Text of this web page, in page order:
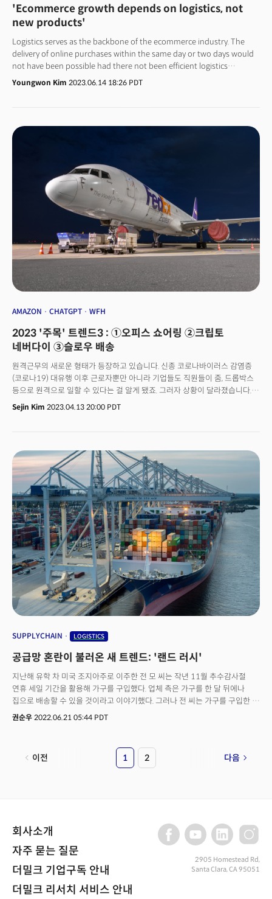
만든 윙(Wing) 드론을 이용합니다. 드론은 향후 수 주안에 텍사스주 프리스코
소재 월마트 슈퍼센터에서 배송을 시작, 올해 말 두 번째 매장까지 확대한다는
수 있을 것으로 예상합니다. 서비스는 수요일을 제외하고 매일 오전 10시
30분부터 오후 6시 30분 사이, 30분 이내 배송을 목표하고 있죠. 사용자는 윙
앱을 다운로드해 가능 여부를 확인할 수 있습니다. 앱을 통한 배송은 처음에는
무료지만 차후 변경될 수 있습니다. 드론은 시속 65마일(시속 105km)로
나시 알파벳 최고재무책임자는 별도 보도자료에서 운영자가 원격으로
'Ecommerce growth depends on logistics, not
new products'
Logistics serves as the backbone of the ecommerce industry. The
delivery of online purchases within the same day or two days would
not have been possible had there not been efficient logistics
processes, which include inventory, packaging items for shipment,
and handling returns.Jin-soo Park, the CEO of South Korean logistics
them will continue to widen."Innovations in logistics services, rather
than new products, are the driving force behind the growth of the
interview.“Legacy fulfillment firms relying only on space and human
resources will likely face challenges from new market players focused
on advancing logistics solutions and processes,” he added.The
Nasdaq-listed Coupang will be a prime example supporting this
point. Coupang has adopted the one-day delivery service by
streamlining its logistics process and efficiently managing stocks
based on data. Additionally, the company operates an easy return
policy through which it accepts most return requests regardless of
the conditions. Earning 26.6 trillion won ($20.9 billion) last year, it
outraced most of the established retail companies, including Lotte
Shopping. In terms of the transaction volume, it also outgunned
the third quarter last year, recording 32.3 trillion won($25.3
relatively small number of items had traditionally been outside the
scope of their business operations. Additionally, establishing and
deemed unprofitable, resulting in a lack of such services for
commerce companies. However, with the increasing diversity of items
sold on online platforms, the need to handle different items, even in
small quantities, has grown. Logistics companies also need to directly
necessitate the need to establish a presence in global markets.Park
said Colosseum has been striving to meet these needs for
ecommerce companies while adopting the latest technologies to
improve efficiency. Despite being a logistics firm, Colosseum does not
own a single storage facility. Instead, it acts as an intermediary
between storage facility operators and commerce firms nationwide,
as well as in other countries, including the US. Colosseum's solutions
enable storage facilities to handle a wide range of products in small
quantities, and it deploys IT solutions to efficiently manage logistics
centers, which are owned by its partners."
Youngwon Kim 2023.06.14 18:26 PDT
AMAZON CHATGPT WFH
2023 '주목' 트렌드3 : ①오피스 쇼어링 ②크립토
네버다이 ③슬로우 배송
원격근무의 새로운 형태가 등장하고 있습니다. 신종 코로나바이러스 감염증
(코로나19) 대유행 이후 근로자뿐만 아니라 기업들도 직원들이 줌, 드롭박스
등으로 원격으로 일할 수 있다는 걸 알게 됐죠. 그러자 상황이 달라졌습니다.
기업들이 계속되는 노동력 부족과 임금 상승에 ‘오피스 오프쇼어링’ 방식을
채택하고 있는 것입니다. 근로자를 본사의 사무실이 아닌 해외로 보내
2019년 이후 급증하기 시작, 지난해 2배 이상 증가했다고 밝혔습니다. 8월에
애틀랜타연방준비은행 조사에 따르면 미국 고위 관리자의 7.3%는 더 많은
일자리를 해외로 옮겨 원격근무제를 활용하고 있다고 답했죠.👉 서비스업
세계화 시대해외로의 사무직 이탈이 가속화하면서 이를 새로운 시대의
시작으로 보는 학자도 있습니다. 니콜라스 블룸(Nicholas Bloom)
스탠퍼드대학교 경제학 교수는 “1980년부터 2019년까지는 제조업
세계화가 부상했지만 결국 중국-미국 무역 전쟁으로 교착 상태에 빠졌다”면서
“2020년부터는 서비스업 세계화 시대를 맞이하게 될 것”이라고
전망했습니다. 해외로 직책을 옮기면 여러 어려움은 있습니다. 언어 장벽뿐만
아니라 팀이 분산되면서 신입 직원을 교육하는 데 어려움을 겪을 수 있죠.
오프쇼어링의 증가는 미국 상업용부동산 소유자와 최근 몇 년간 임금이
급등한 미국의 숙련된 사무직 근로자들에게는 악재가 될 수 있습니다. 반면
개발도상국에 거주하는 숙련된 노동자에게는 긍정적인 소식입니다. 특히
미국과 시간대가 같은 남미 국가가 혜택을 보고 있습니다. 블룸 교수는
직종의 약 10~20%가 향후 10년 내에 해외로 이동할 수 있다고
Sejin Kim 2023.04.13 20:00 PDT
SUPPLYCHAIN LOGISTICS
공급망 혼란이 불러온 새 트렌드: '랜드 러시'
지난해 유학 차 미국 조지아주로 이주한 전 모 씨는 작년 11월 추수감사절
연휴 세일 기간을 활용해 가구를 구입했다. 업체 측은 가구를 한 달 뒤에나
집으로 배송할 수 있을 것이라고 이야기했다. 그러나 전 씨는 가구를 구입한 지
6개월 이상 지난 지난 14일(현지시간)에서야 배송을 받을 수 있었다.
셧다운과 러시아의 우크라이나 침공 사태가 수개월 째 이어지는 등 거시
환경의 영향으로 공급망 대란은 현재 진행형이다. 공급망 혼란과 인력난은
항구 인근 부지에 대한 수요가 급증하고, 임대료가 치솟고 있다. 물류 대란으로
인해 항구에 컨테이너가 몰리면서 터미널에 공간이 부족해졌기 때문이다.
월스트리트저널(WJS)은 최근 "물류 회사와 항만 측이 컨테이너 터미널
근처의 빈 부지를 임대하기 위해 경쟁하고 있다"며 "이는 임대료와 해당
부지의 가치를 높이고 있고 결과적으로 항구 인근의 부지 매입을 위한 투자로
이어지고 있다"라고 전했다. 코로나19 팬데믹 기간 중 강력한 소비 수요로
인해 배송 물량이 크게 늘어난 탓이다. WSJ는 "이미 팬데믹 여파로
권순우 2022.06.21 05:44 PDT
이전 1 2 다음
회사소개
자주 묻는 질문
더밀크 기업구독 안내
더밀크 리서치 서비스 안내
2905 Homestead Rd,
Santa Clara, CA 95051